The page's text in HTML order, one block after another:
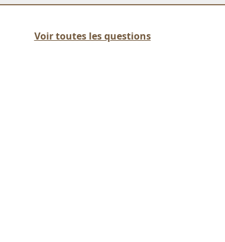
Voir toutes les questions